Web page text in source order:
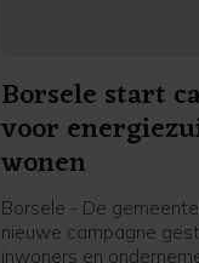
Borsele start
voor
wonen
Borsele - De
nieuwe campagne
inwoners en